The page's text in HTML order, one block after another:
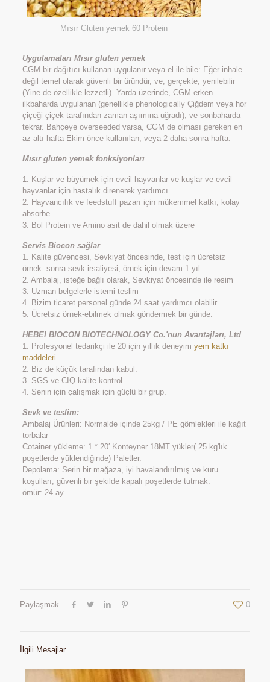
Mısır Gluten yemek 60 Protein
Uygulamaları Mısır gluten yemek
CGM bir dağıtıcı kullanan uygulanır veya el ile bile: Eğer inhale
değil temel olarak güvenli bir üründür, ve, gerçekte, yenilebilir
(Yine de özellikle lezzetli). Yarda üzerinde, CGM erken
ilkbaharda uygulanan (genellikle phenologically Çiğdem veya hor
çiçeği çiçek tarafından zaman aşımına uğradı), ve sonbaharda
tekrar. Bahçeye overseeded varsa, CGM de olması gereken en
az altı hafta Ekim önce kullanılan, veya 2 daha sonra hafta.
Mısır gluten yemek fonksiyonları
1. Kuşlar ve büyümek için evcil hayvanlar ve kuşlar ve evcil
hayvanlar için hastalık direnerek yardımcı
2. Hayvancılık ve feedstuff pazarı için mükemmel katkı, kolay
absorbe.
3. Bol Protein ve Amino asit de dahil olmak üzere
Servis Biocon sağlar
1. Kalite güvencesi, Sevkiyat öncesinde, test için ücretsiz
örnek. sonra sevk irsaliyesi, örnek için devam 1 yıl
2. Ambalaj, isteğe bağlı olarak, Sevkiyat öncesinde ile resim
3. Uzman belgelerle istemi teslim
4. Bizim ticaret personel günde 24 saat yardımcı olabilir.
5. Ücretsiz örnek-ebilmek olmak göndermek bir günde.
HEBEI BIOCON BIOTECHNOLOGY Co.'nun Avantajları, Ltd
1. Profesyonel tedarikçi ile 20 için yıllık deneyim yem katkı
maddeleri.
2. Biz de küçük tarafindan kabul.
3. SGS ve CIQ kalite kontrol
4. Senin için çalışmak için güçlü bir grup.
Sevk ve teslim:
Ambalaj Ürünleri: Normalde içinde 25kg / PE gömlekleri ile kağıt
torbalar
Cotainer yükleme: 1 * 20′ Konteyner 18MT yükler( 25 kg'lık
poşetlerde yüklendiğinde) Paletler.
Depolama: Serin bir mağaza, iyi havalandırılmış ve kuru
koşulları, güvenli bir şekilde kapalı poşetlerde tutmak.
ömür: 24 ay
Paylaşmak 0
İlgili Mesajlar